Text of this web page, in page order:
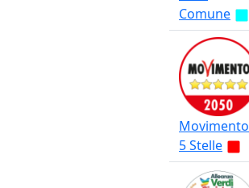
Comune
Movimento
5 Stelle